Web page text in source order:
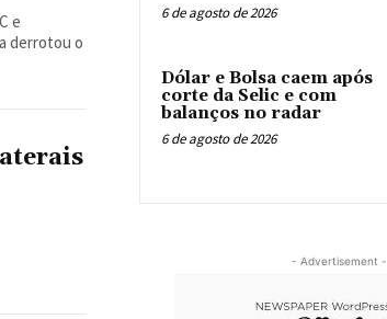
e
derrotou o
6 de agosto de 2026
Dólar e Bolsa caem após
corte da Selic e com
balanços no radar
6 de agosto de 2026
- Advertisement -